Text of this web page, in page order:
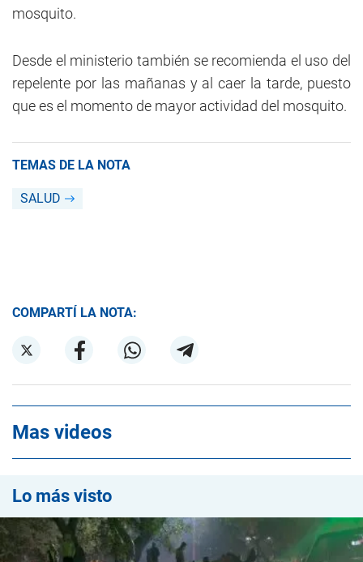
mosquito.
Desde el ministerio también se recomienda el uso del
repelente por las mañanas y al caer la tarde, puesto
que es el momento de mayor actividad del mosquito.
TEMAS DE LA NOTA
SALUD
COMPARTÍ LA NOTA:
Mas videos
Lo más visto